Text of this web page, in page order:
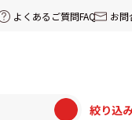
よくあるご質問FAQ お問
絞り込